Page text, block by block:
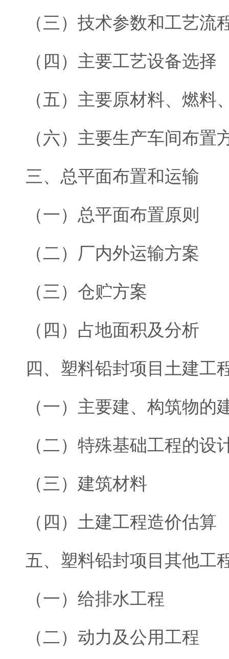
（三）技术参数和工艺流
（四）主要工艺设备选择
（五）主要原材料、燃料
（六）主要生产车间布置
三、总平面布置和运输
（一）总平面布置原则
（二）厂内外运输方案
（三）仓贮方案
（四）占地面积及分析
四、塑料铅封项目土建工
（一）主要建、构筑物的
（二）特殊基础工程的设
（三）建筑材料
（四）土建工程造价估算
五、塑料铅封项目其他工
（一）给排水工程
（二）动力及公用工程